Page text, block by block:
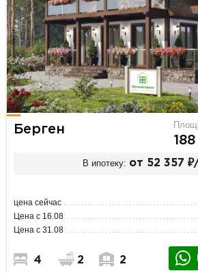
Берген
В ипотеку: от 52 357
цена сейчас
Цена с 16.08
Цена с 31.08
4 2 2